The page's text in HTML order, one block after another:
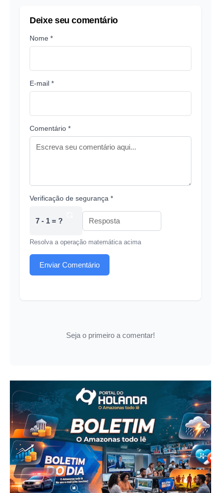
Deixe seu comentário
Nome *
E-mail *
Comentário *
Verificação de segurança *
7 - 1 = ?
Resolva a operação matemática acima
Enviar Comentário
Seja o primeiro a comentar!